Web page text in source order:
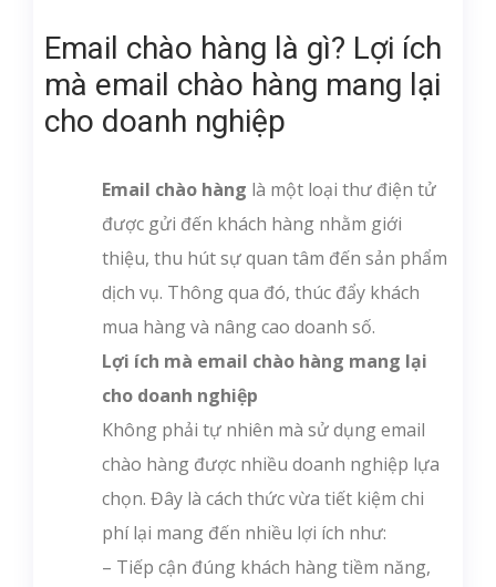
Email chào hàng là gì? Lợi ích
mà email chào hàng mang lại
cho doanh nghiệp
Email chào hàng là một loại thư điện tử
được gửi đến khách hàng nhằm giới
thiệu, thu hút sự quan tâm đến sản phẩm
dịch vụ. Thông qua đó, thúc đẩy khách
mua hàng và nâng cao doanh số.
Lợi ích mà email chào hàng mang lại
cho doanh nghiệp
Không phải tự nhiên mà sử dụng email
chào hàng được nhiều doanh nghiệp lựa
chọn. Đây là cách thức vừa tiết kiệm chi
phí lại mang đến nhiều lợi ích như:
– Tiếp cận đúng khách hàng tiềm năng,